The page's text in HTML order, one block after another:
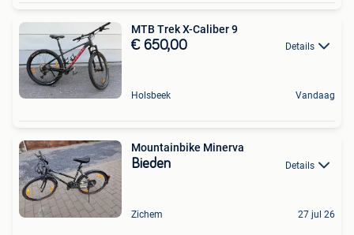
MTB Trek X-Caliber 9
€ 650,00 Details
Holsbeek Vandaag
Mountainbike Minerva
Bieden Details
Zichem 27 jul 26